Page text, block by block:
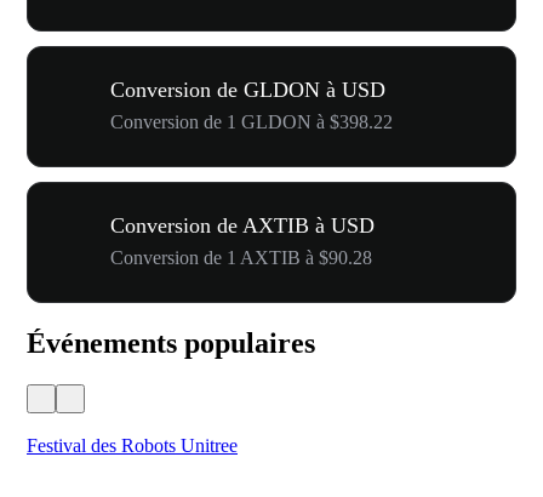
Conversion de GLDON à USD
Conversion de 1 GLDON à $398.22
Conversion de AXTIB à USD
Conversion de 1 AXTIB à $90.28
Événements populaires
Festival des Robots Unitree